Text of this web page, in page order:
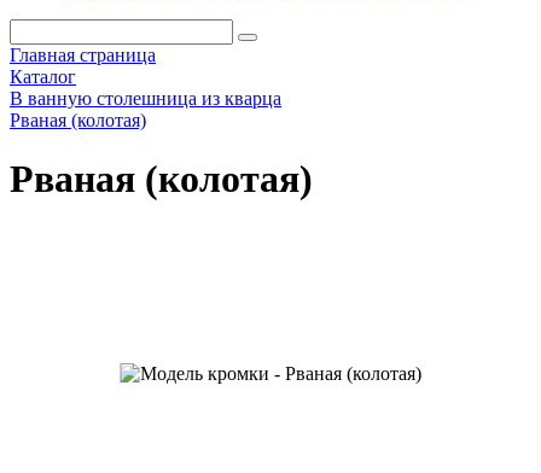
Главная страница
Каталог
В ванную столешница из кварца
Рваная (колотая)
Рваная (колотая)